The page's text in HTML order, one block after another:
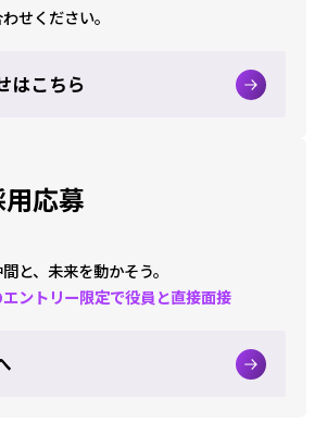
せください。
はこちら
応募
と、未来を動かそう。
ントリー限定で役員と直接面接